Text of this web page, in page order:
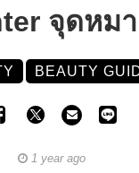
จุดหม
BEAUTY
1 year ago